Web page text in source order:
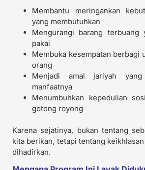
Membantu meringankan
yang membutuhkan
Mengurangi barang terbuang
pakai
Membuka kesempatan berbagi
orang
Menjadi amal jariyah
manfaatnya
Menumbuhkan kepedulian
gotong royong
Karena sejatinya, bukan tentang
kita berikan, tetapi tentang
dihadirkan.